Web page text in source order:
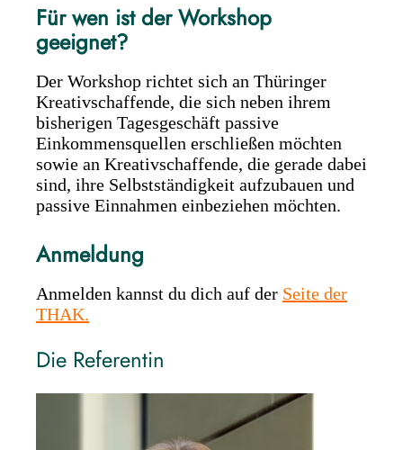
Für wen ist der Workshop
geeignet?
Der Workshop richtet sich an Thüringer
Kreativschaffende, die sich neben ihrem
bisherigen Tagesgeschäft passive
Einkommensquellen erschließen möchten
sowie an Kreativschaffende, die gerade dabei
sind, ihre Selbstständigkeit aufzubauen und
passive Einnahmen einbeziehen möchten.
Anmeldung
Anmelden kannst du dich auf der Seite der
THAK.
Die Referentin